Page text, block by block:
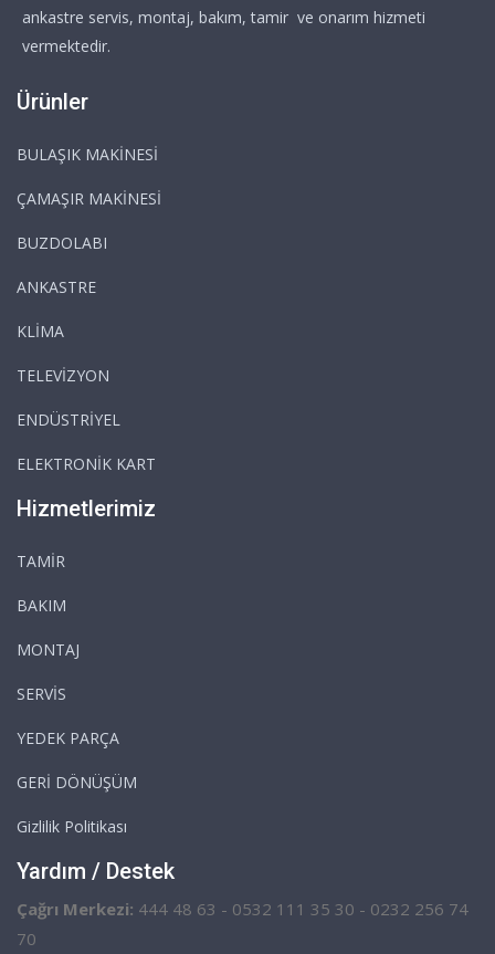
ankastre servis, montaj, bakım, tamir ve onarım hizmeti
vermektedir.
Ürünler
BULAŞIK MAKİNESİ
ÇAMAŞIR MAKİNESİ
BUZDOLABI
ANKASTRE
KLİMA
TELEVİZYON
ENDÜSTRİYEL
ELEKTRONİK KART
Hizmetlerimiz
TAMİR
BAKIM
MONTAJ
SERVİS
YEDEK PARÇA
GERİ DÖNÜŞÜM
Gizlilik Politikası
Yardım / Destek
Çağrı Merkezi: 444 48 63 - 0532 111 35 30 - 0232 256 74
70